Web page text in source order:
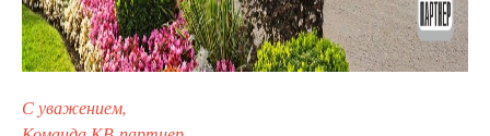
С уважением,